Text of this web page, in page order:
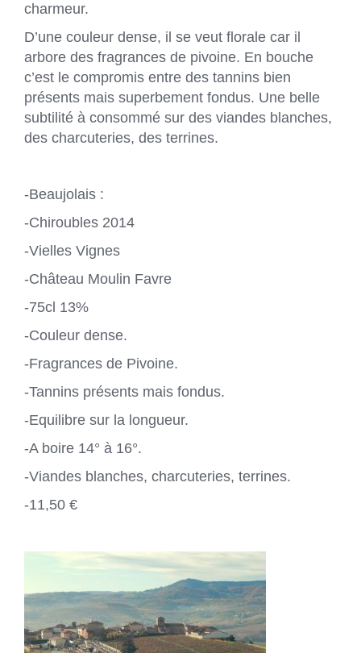
charmeur.
D’une couleur dense, il se veut florale car il
arbore des fragrances de pivoine. En bouche
c’est le compromis entre des tannins bien
présents mais superbement fondus. Une belle
subtilité à consommé sur des viandes blanches,
des charcuteries, des terrines.
-Beaujolais :
-Chiroubles 2014
-Vielles Vignes
-Château Moulin Favre
-75cl 13%
-Couleur dense.
-Fragrances de Pivoine.
-Tannins présents mais fondus.
-Equilibre sur la longueur.
-A boire 14° à 16°.
-Viandes blanches, charcuteries, terrines.
-11,50 €